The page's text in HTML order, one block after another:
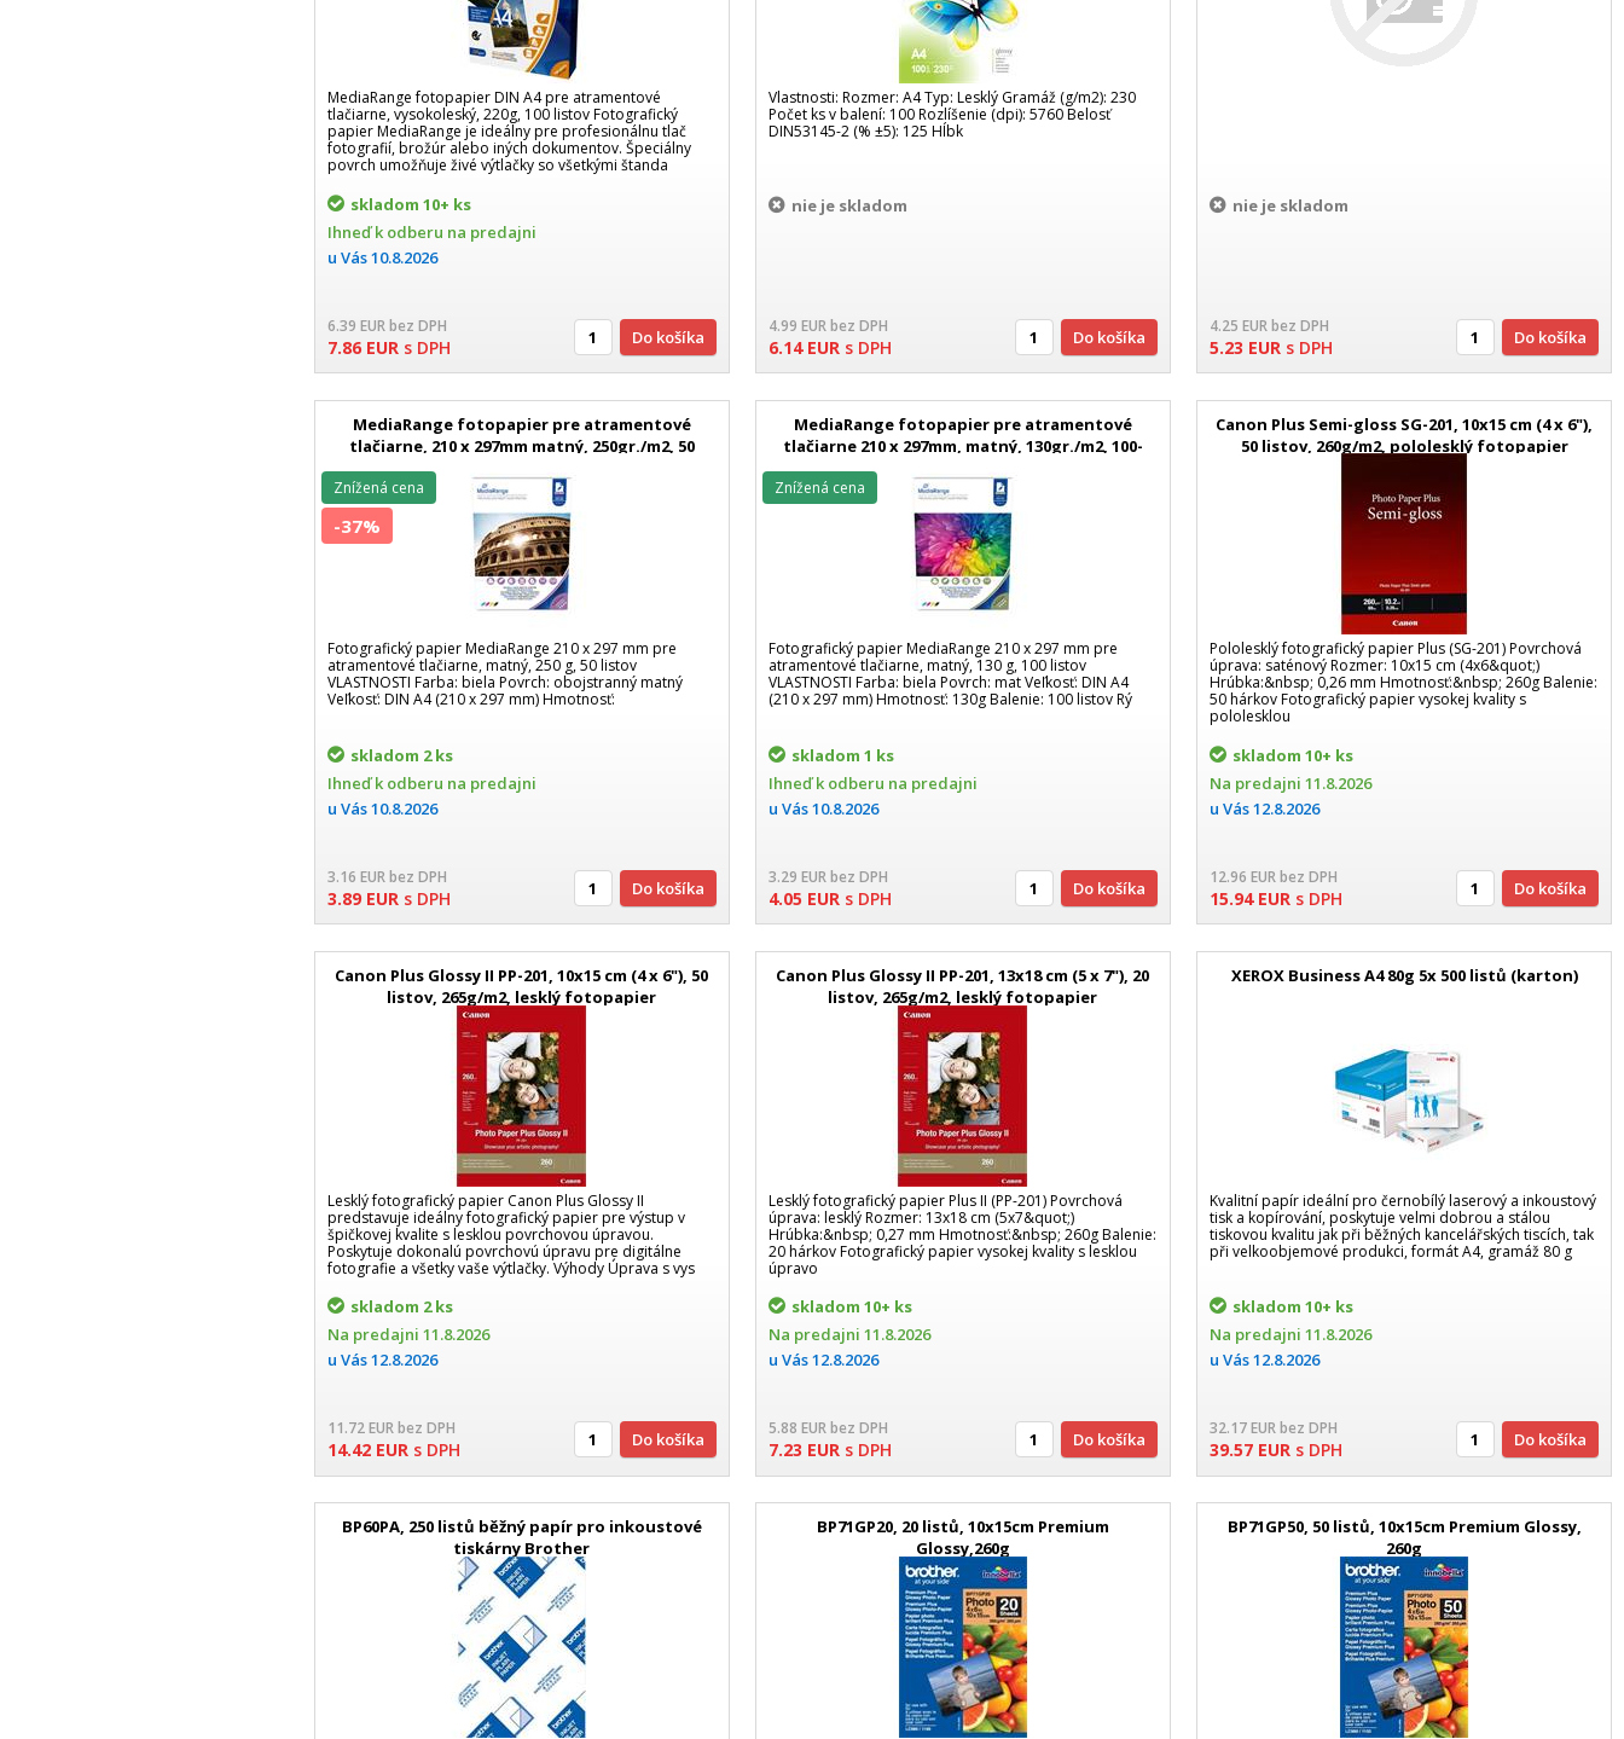
MediaRange fotopapier DIN A4 pre atramentové
tlačiarne, vysokoleský, 220g, 100 listov Fotografický
papier MediaRange je ideálny pre profesionálnu tlač
fotografií, brožúr alebo iných dokumentov. Špeciálny
povrch umožňuje živé výtlačky so všetkými štanda
skladom 10+ ks
Ihneď k odberu na predajni
u Vás10.8.2026
6.39 EURbez DPH
7.86 EUR s DPH Do košíka
Vlastnosti: Rozmer: A4 Typ: Lesklý Gramáž (g/m2): 230
Počet ks v balení: 100 Rozlíšenie (dpi): 5760 Belosť
DIN53145-2 (% ±5): 125 Hĺbk
nie je skladom
4.99 EURbez DPH
6.14EUR s DPH Do košíka
nie je skladom
4.25 EURbez DPH
5.23 EUR s DPH Do košíka
MediaRange fotopapier pre atramentové
tlačiarne, 210 x 297mm matný, 250gr./m2, 50
Fotografický papier MediaRange 210 x 297 mm pre
atramentové tlačiarne, matný, 250 g, 50 listov
VLASTNOSTI Farba: biela Povrch: obojstranný matný
Veľkosť: DIN A4 (210 x 297 mm) Hmotnosť:
skladom 2 ks
Ihneď k odberu na predajni
u Vás10.8.2026
3.16 EURbez DPH
3.89 EUR s DPH
Znížená cena
-37%
Do košíka
MediaRange fotopapier pre atramentové
tlačiarne 210 x 297mm, matný, 130gr./m2, 100-
Fotografický papier MediaRange 210 x 297 mm pre
atramentové tlačiarne, matný, 130 g, 100 listov
VLASTNOSTI Farba: biela Povrch: mat Veľkosť: DIN A4
(210 x 297 mm) Hmotnosť: 130g Balenie: 100 listov Rý
skladom 1 ks
Ihneď k odberu na predajni
u Vás10.8.2026
3.29 EURbez DPH
4.05 EUR s DPH
Znížená cena
Do košíka
Canon Plus Semi-gloss SG-201, 10x15 cm (4 x 6"),
50 listov, 260g/m2, pololesklý fotopapier
Pololesklý fotografický papier Plus (SG-201) Povrchová
úprava: saténový Rozmer: 10x15 cm (4x6&quot;)
Hrúbka:&nbsp; 0,26 mm Hmotnosť:&nbsp; 260g Balenie:
50 hárkov Fotografický papier vysokej kvality s
pololesklou
skladom 10+ ks
Na predajni 11.8.2026
u Vás12.8.2026
12.96 EURbez DPH
15.94EUR s DPH Do košíka
Canon Plus Glossy II PP-201, 10x15 cm (4 x 6"), 50
listov, 265g/m2, lesklý fotopapier
Lesklý fotografický papier Canon Plus Glossy II
predstavuje ideálny fotografický papier pre výstup v
špičkovej kvalite s lesklou povrchovou úpravou.
Poskytuje dokonalú povrchovú úpravu pre digitálne
fotografie a všetky vaše výtlačky. Výhody Úprava s vys
skladom 2 ks
Na predajni 11.8.2026
u Vás12.8.2026
11.72EURbez DPH
14.42 EUR s DPH Do košíka
Canon Plus Glossy II PP-201, 13x18 cm (5 x 7"), 20
listov, 265g/m2, lesklý fotopapier
Lesklý fotografický papier Plus II (PP-201) Povrchová
úprava: lesklý Rozmer: 13x18 cm (5x7&quot;)
Hrúbka:&nbsp; 0,27 mm Hmotnosť:&nbsp; 260g Balenie:
20 hárkov Fotografický papier vysokej kvality s lesklou
úpravo
skladom 10+ ks
Na predajni 11.8.2026
u Vás12.8.2026
5.88 EURbez DPH
7.23 EUR s DPH Do košíka
XEROX Business A4 80g 5x 500 listů (karton)
Kvalitní papír ideální pro černobílý laserový a inkoustový
tisk a kopírování, poskytuje velmi dobrou a stálou
tiskovou kvalitu jak při běžných kancelářských tiscích, tak
při velkoobjemové produkci, formát A4, gramáž 80 g
skladom 10+ ks
Na predajni 11.8.2026
u Vás12.8.2026
32.17EURbez DPH
39.57 EUR s DPH Do košíka
BP60PA, 250 listů běžný papír pro inkoustové
tiskárny Brother
BP71GP20, 20 listů, 10x15cm Premium
Glossy,260g
BP71GP50, 50 listů, 10x15cm Premium Glossy,
260g